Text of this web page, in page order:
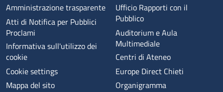
Amministrazione trasparente
Atti di Notifica per Pubblici
Proclami
Informativa sull'utilizzo dei
cookie
Cookie settings
Mappa del sito
Ufficio Rapporti con il
Pubblico
Auditorium e Aula
Multimediale
Centri di Ateneo
Europe Direct Chieti
Organigramma